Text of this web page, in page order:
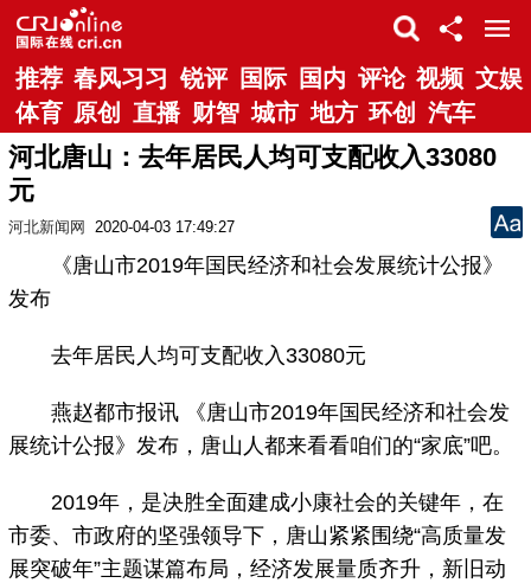
推荐 春风习习 锐评 国际 国内 评论 视频 文娱
体育 原创 直播 财智 城市 地方 环创 汽车
河北唐山：去年居民人均可支配收入33080
元
河北新闻网 2020-04-03 17:49:27
《唐山市2019年国民经济和社会发展统计公报》
发布
去年居民人均可支配收入33080元
燕赵都市报讯 《唐山市2019年国民经济和社会发
展统计公报》发布，唐山人都来看看咱们的“家底”吧。
2019年，是决胜全面建成小康社会的关键年，在
市委、市政府的坚强领导下，唐山紧紧围绕“高质量发
展突破年”主题谋篇布局，经济发展量质齐升，新旧动